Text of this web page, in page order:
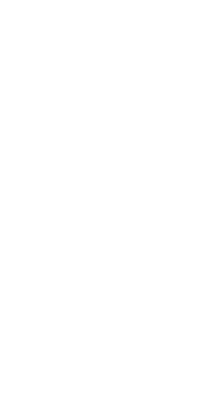
慶應義塾
慶應義塾
博士課程